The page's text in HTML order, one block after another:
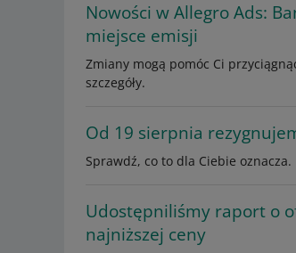
Nowości w Allegro Ads:
miejsce emisji
Zmiany mogą pomóc Ci
szczegóły.
Od 19 sierpnia
Sprawdź, co to dla Ciebie oznacza.
Udostępniliśmy raport o
najniższej ceny